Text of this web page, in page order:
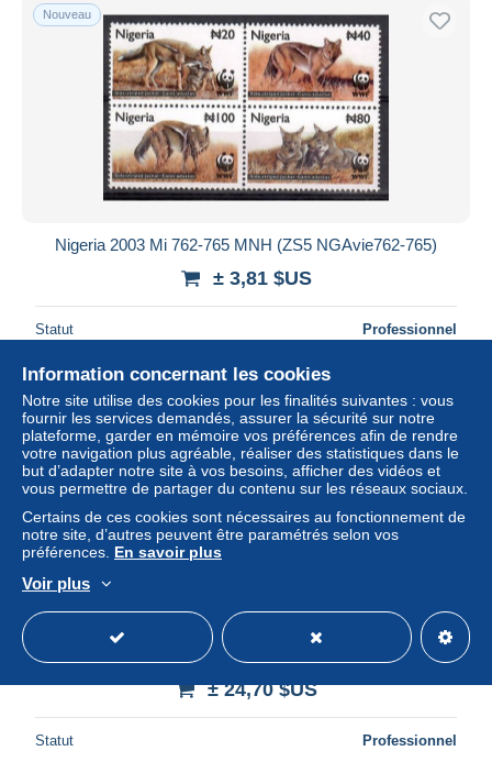
Nouveau
Nigeria 2003 Mi 762-765 MNH (ZS5 NGAvie762-765)
± 3,81 $US
Statut Professionnel
Nouveau
Macau 1995 Mi sheet 795-798 MNH (XZS9 MACark795-
798)
± 24,70 $US
Statut Professionnel
Information concernant les cookies
Notre site utilise des cookies pour les finalités suivantes : vous
fournir les services demandés, assurer la sécurité sur notre
plateforme, garder en mémoire vos préférences afin de rendre
votre navigation plus agréable, réaliser des statistiques dans le
but d’adapter notre site à vos besoins, afficher des vidéos et
vous permettre de partager du contenu sur les réseaux sociaux.
Certains de ces cookies sont nécessaires au fonctionnement de
notre site, d’autres peuvent être paramétrés selon vos
préférences. En savoir plus
Voir plus